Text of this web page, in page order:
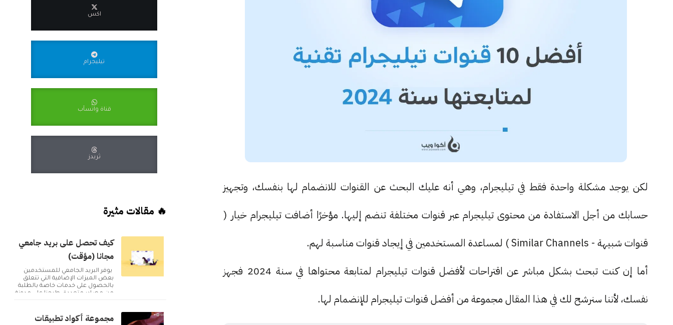
لكن يوجد مشكلة واحدة فقط في تيليجرام، وهي أنه عليك البحث عن القنوات للانضمام لها بنفسك، وتجهيز
حسابك من أجل الاستفادة من محتوى تيليجرام عبر قنوات مختلفة تنضم إليها. مؤخرًا أضافت تيليجرام خيار (
قنوات شبيهة - Similar Channels ) لمساعدة المستخدمين في إيجاد قنوات مناسبة لهم.
أما إن كنت تبحث بشكل مباشر عن اقتراحات لأفضل قنوات تيليجرام لمتابعة محتواها في سنة 2024 فجهز
نفسك، لأننا سنرشح لك في هذا المقال مجموعة من أفضل قنوات تيليجرام للإنضمام لها.
اكس
تيليجرام
قناة واتسآب
ثريدز
🔥 مقالات مثيرة
كيف تحصل على بريد جامعي
مجانا (مؤقت)
يوفر البريد الجامعي للمستخدمين
بعض الميزات الإضافية التي تتعلق
بالحصول على خدمات خاصة بالطلبة
من مصادر متعددة. طرحنا على مدونة
مجموعة أكواد تطبيقات